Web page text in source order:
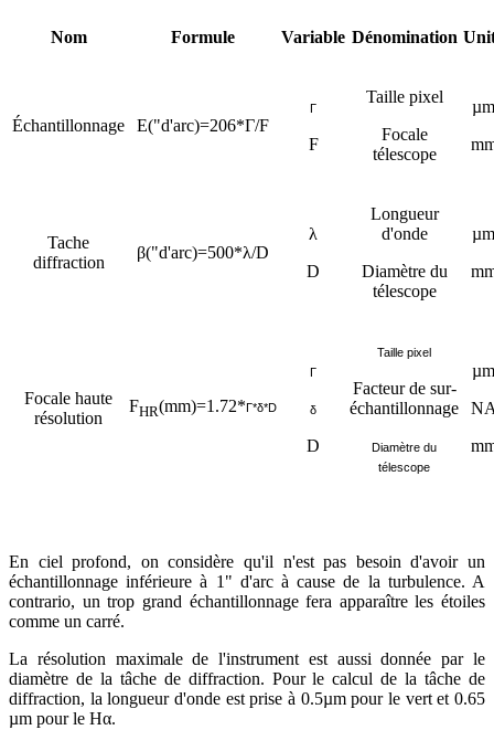
Nom Formule Variable Dénomination
Échantillonnage E("d'arc)=206*Γ/F
Γ
F
Taille pixel
Focale
télescope
µm
Tache
diffraction
β("d'arc)=500*λ/D
λ
D
Longueur
d'onde
Diamètre du
télescope
µm
Focale haute
résolution
FHR(mm)=1.72* Γ*δ*D
Γ
δ
D
Taille pixel
Facteur de sur-
échantillonnage
Diamètre du
télescope
µm
En ciel profond, on considère qu'il n'est pas besoin d'avoir un
échantillonnage inférieure à 1" d'arc à cause de la turbulence. A
contrario, un trop grand échantillonnage fera apparaître les étoiles
comme un carré.
La résolution maximale de l'instrument est aussi donnée par le
diamètre de la tâche de diffraction. Pour le calcul de la tâche de
diffraction, la longueur d'onde est prise à 0.5µm pour le vert et 0.65
µm pour le Hα.